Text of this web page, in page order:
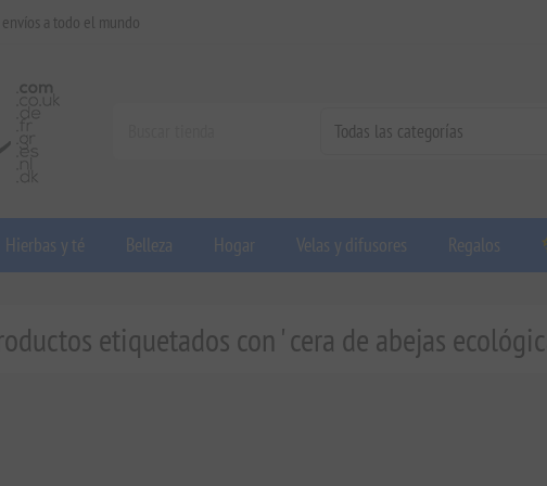
a todo el mundo
Hierbas y té Belleza Hogar Velas y difusores Regalos
etiquetados con ' cera de abejas